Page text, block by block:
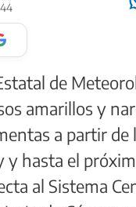
de
amarillos y
a partir de
y hasta el
al Sistema